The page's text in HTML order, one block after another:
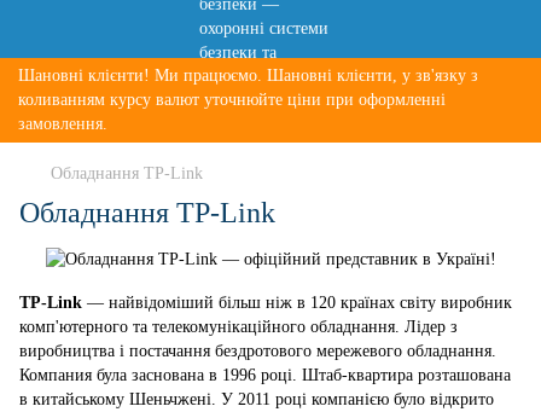
Шановні клієнти! Ми працюємо. Шановні клієнти, у зв'язку з
коливанням курсу валют уточнюйте ціни при оформленні
замовлення.
Обладнання TP-Link
Обладнання TP-Link
TP-Link — найвідоміший більш ніж в 120 країнах світу виробник
комп'ютерного та телекомунікаційного обладнання Лідер з
виробництва і постачання бездротового мережевого обладнання
Компания була заснована в 1996 році. Штаб-квартира розташована
в китайському Шеньчжені У 2011 році компанією було відкрито